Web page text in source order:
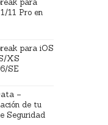
para
11 Pro en
para iOS
XS
SE
–
de tu
Seguridad